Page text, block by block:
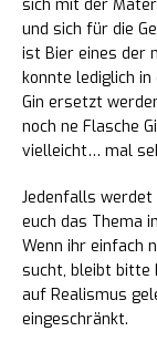
sich mit der
und sich für die
ist Bier eines der
konnte lediglich
Gin ersetzt
noch ne Flasche
vielleicht… mal
Jedenfalls werdet
euch das Thema
Wenn ihr einfach
sucht, bleibt bitte
auf Realismus
eingeschränkt.